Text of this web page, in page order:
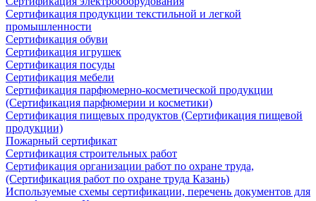
Сертификация продукции текстильной и легкой
промышленности
Сертификация обуви
Сертификация игрушек
Сертификация посуды
Сертификация мебели
Сертификация парфюмерно-косметической продукции
(Сертификация парфюмерии и косметики)
Сертификация пищевых продуктов (Сертификация пищевой
продукции)
Пожарный сертификат
Сертификация строительных работ
Сертификация организации работ по охране труда,
(Сертификация работ по охране труда Казань)
Используемые схемы сертификации, перечень документов для